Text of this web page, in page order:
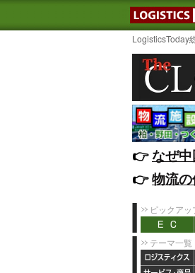
LogisticsToday
👉️なぜ
👉️物流
ピックアッ
テーマ一覧